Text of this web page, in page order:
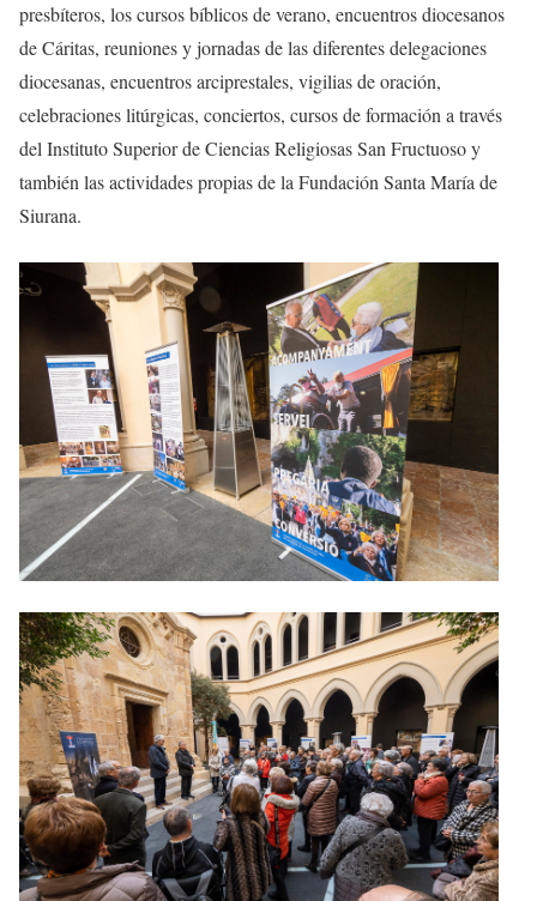
presbíteros, los cursos bíblicos de verano, encuentros diocesanos
de Cáritas, reuniones y jornadas de las diferentes delegaciones
diocesanas, encuentros arciprestales, vigilias de oración,
celebraciones litúrgicas, conciertos, cursos de formación a través
del Instituto Superior de Ciencias Religiosas San Fructuoso y
también las actividades propias de la Fundación Santa María de
Siurana.